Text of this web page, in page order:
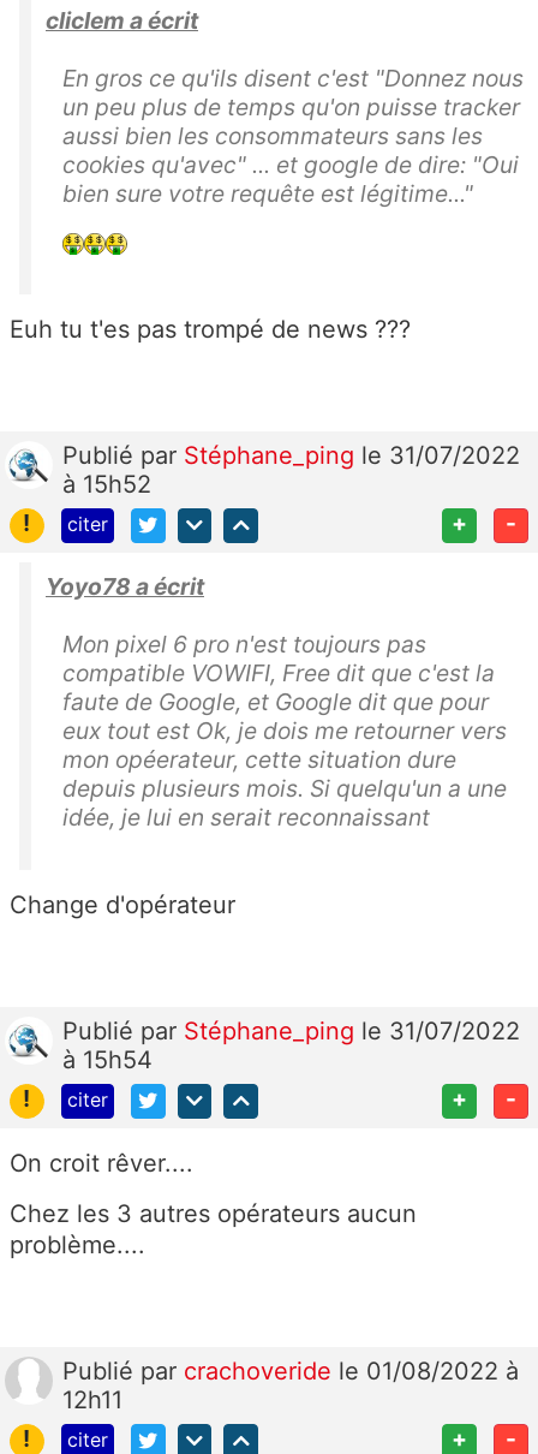
cliclem a écrit
En gros ce qu'ils disent c'est "Donnez nous
un peu plus de temps qu'on puisse tracker
aussi bien les consommateurs sans les
cookies qu'avec" ... et google de dire: "Oui
bien sure votre requête est légitime..."
Euh tu t'es pas trompé de news ???
Publié par Stéphane_ping le 31/07/2022
à 15h52
!
citer + -
Yoyo78 a écrit
Mon pixel 6 pro n'est toujours pas
compatible VOWIFI, Free dit que c'est la
faute de Google, et Google dit que pour
eux tout est Ok, je dois me retourner vers
mon opéerateur, cette situation dure
depuis plusieurs mois. Si quelqu'un a une
idée, je lui en serait reconnaissant
Change d'opérateur
Publié par Stéphane_ping le 31/07/2022
à 15h54
!
citer + -
On croit rêver....
Chez les 3 autres opérateurs aucun
problème....
Publié par crachoveride le 01/08/2022 à
12h11
!
citer + -